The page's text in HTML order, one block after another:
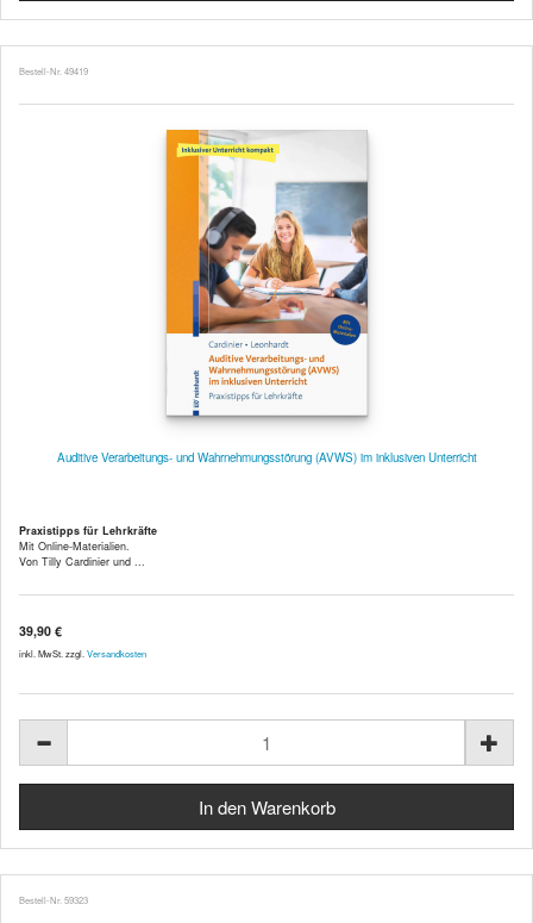
Bestell-Nr. 49419
Auditive Verarbeitungs- und Wahrnehmungsstörung (AVWS) im inklusiven Unterricht
Praxistipps für Lehrkräfte
Mit Online-Materialien.
Von Tilly Cardinier und ...
39,90 €
inkl. MwSt. zzgl. Versandkosten
Bestell-Nr. 59323